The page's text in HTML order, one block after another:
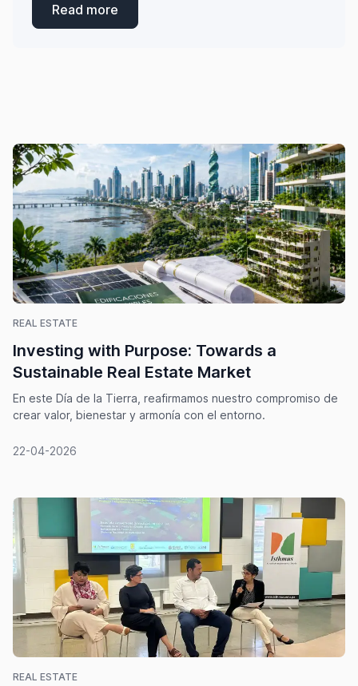
Read more
REAL ESTATE
Investing with Purpose: Towards a
Sustainable Real Estate Market
En este Día de la Tierra, reafirmamos nuestro compromiso de
crear valor, bienestar y armonía con el entorno.
22-04-2026
REAL ESTATE